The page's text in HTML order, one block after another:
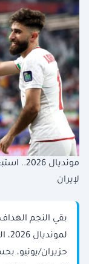
لإيران
بقي النجم
حزيران/يونيو،